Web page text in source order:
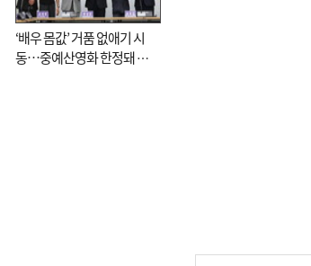
‘배우 몸값’ 거품 없애기 시
동…중예산영화 한정돼 실